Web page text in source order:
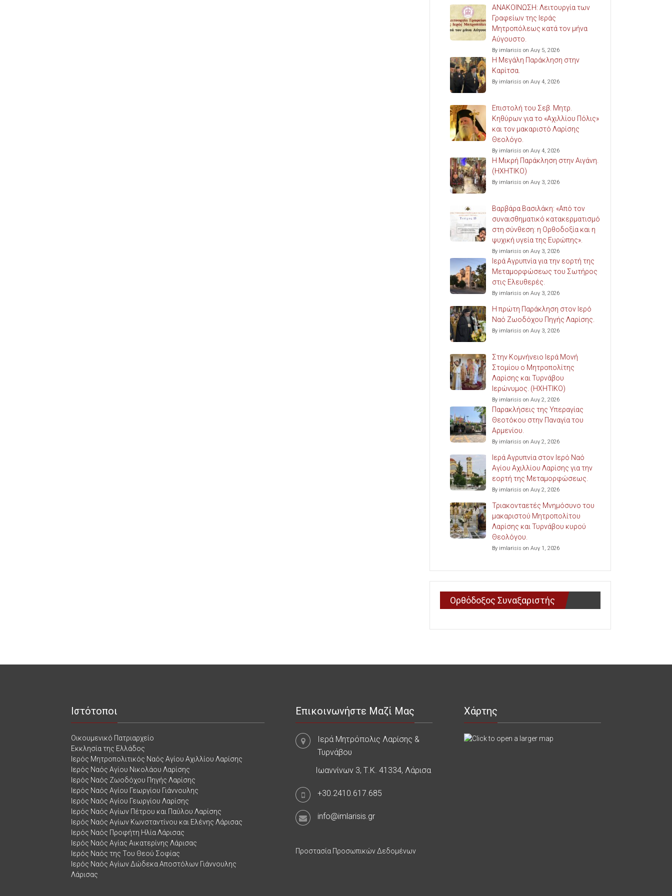
ΑΝΑΚΟΙΝΩΣΗ: Λειτουργία των
Γραφείων της Ιεράς
Μητροπόλεως κατά τον μήνα
Αύγουστο.
By imlarisis on Αυγ 5, 2026
Η Μεγάλη Παράκληση στην
Καρίτσα.
By imlarisis on Αυγ 4, 2026
Επιστολή του Σεβ. Μητρ.
Κηθύρων για το «Αχιλλίου Πόλις»
και τον μακαριστό Λαρίσης
Θεολόγο.
By imlarisis on Αυγ 4, 2026
Η Μικρή Παράκληση στην Αιγάνη.
(ΗΧΗΤΙΚΟ)
By imlarisis on Αυγ 3, 2026
Βαρβάρα Βασιλάκη: «Από τον
συναισθηματικό κατακερματισμό
στη σύνθεση: η Ορθοδοξία και η
ψυχική υγεία της Ευρώπης».
By imlarisis on Αυγ 3, 2026
Ιερά Αγρυπνία για την εορτή της
Μεταμορφώσεως του Σωτήρος
στις Ελευθερές.
By imlarisis on Αυγ 3, 2026
Η πρώτη Παράκληση στον Ιερό
Ναό Ζωοδόχου Πηγής Λαρίσης.
By imlarisis on Αυγ 3, 2026
Στην Κομνήνειο Ιερά Μονή
Στομίου ο Μητροπολίτης
Λαρίσης και Τυρνάβου
Ιερώνυμος. (ΗΧΗΤΙΚΟ)
By imlarisis on Αυγ 2, 2026
Παρακλήσεις της Υπεραγίας
Θεοτόκου στην Παναγία του
Αρμενίου.
By imlarisis on Αυγ 2, 2026
Ιερά Αγρυπνία στον Ιερό Ναό
Αγίου Αχιλλίου Λαρίσης για την
εορτή της Μεταμορφώσεως.
By imlarisis on Αυγ 2, 2026
Τριακονταετές Μνημόσυνο του
μακαριστού Μητροπολίτου
Λαρίσης και Τυρνάβου κυρού
Θεολόγου.
By imlarisis on Αυγ 1, 2026
Ορθόδοξος Συναξαριστής
Ιστότοποι
Οικουμενικό Πατριαρχείο
Εκκλησία της Ελλάδος
Ιερός Μητροπολιτικός Ναός Αγίου Αχιλλίου Λαρίσης
Ιερός Ναός Αγίου Νικολάου Λαρίσης
Ιερός Ναός Ζωοδόχου Πηγής Λαρίσης
Ιερός Ναός Αγίου Γεωργίου Γιάννουλης
Ιερός Ναός Αγίου Γεωργίου Λαρίσης
Ιερός Ναός Αγίων Πέτρου και Παύλου Λαρίσης
Ιερός Ναός Αγίων Κωνσταντίνου και Ελένης Λάρισας
Ιερός Ναός Προφήτη Ηλία Λάρισας
Ιερός Ναός Αγίας Αικατερίνης Λάρισας
Ιερός Ναός της Του Θεού Σοφίας
Ιερός Ναός Αγίων Δώδεκα Αποστόλων Γιάννουλης
Λάρισας
Επικοινωνήστε Μαζί Μας
Ιερά Μητρόπολις Λαρίσης &
Τυρνάβου
Ιωαννίνων 3, Τ.Κ. 41334, Λάρισα
+30.2410.617.685
info@imlarisis.gr
Προστασία Προσωπικών Δεδομένων
Χάρτης